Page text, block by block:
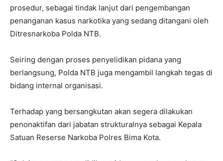
prosedur, sebagai tindak lanjut dari pengembangan
penanganan kasus narkotika yang sedang ditangani oleh
Ditresnarkoba Polda NTB.
Seiring dengan proses penyelidikan pidana yang
berlangsung, Polda NTB juga mengambil langkah tegas di
bidang internal organisasi.
Terhadap yang bersangkutan akan segera dilakukan
penonaktifan dari jabatan strukturalnya sebagai Kepala
Satuan Reserse Narkoba Polres Bima Kota.